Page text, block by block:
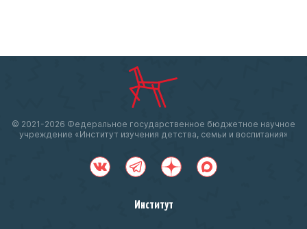
© 2021-2026 Федеральное государственное бюджетное научное
учреждение «Институт изучения детства, семьи и воспитания»
Институт